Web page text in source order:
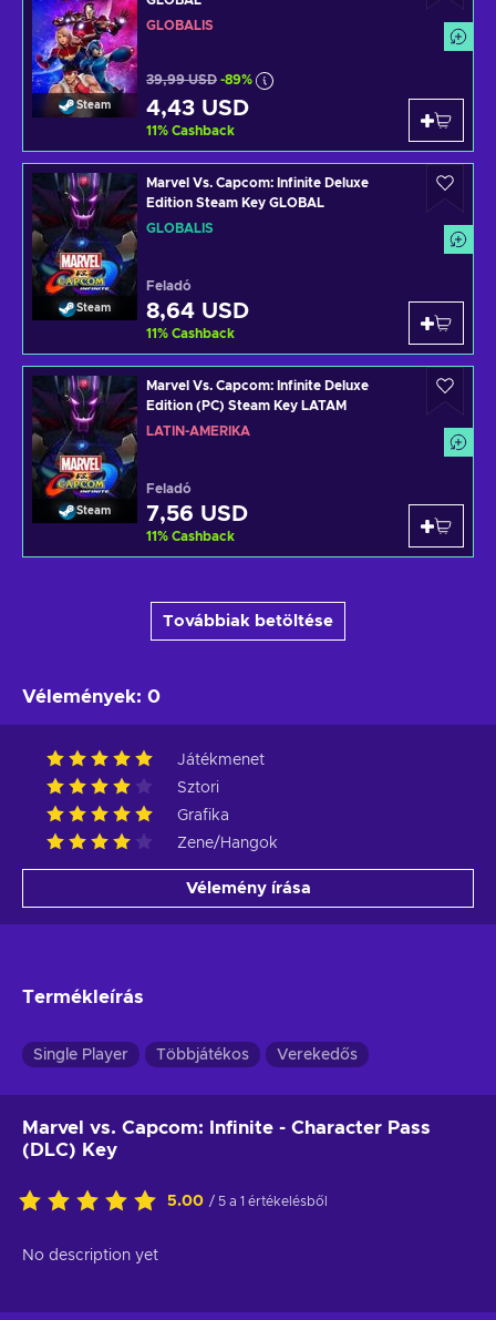
Steam
GLOBÁLIS
39,99 USD -89%
4,43 USD
11% Cashback
Steam
Marvel Vs. Capcom: Infinite Deluxe
Edition Steam Key GLOBAL
GLOBÁLIS
Feladó
8,64 USD
11% Cashback
Steam
Marvel Vs. Capcom: Infinite Deluxe
Edition (PC) Steam Key LATAM
LATIN-AMERIKA
Feladó
7,56 USD
11% Cashback
Továbbiak betöltése
Vélemények: 0
Játékmenet
Sztori
Grafika
Zene/Hangok
Vélemény írása
Termékleírás
Single Player Többjátékos Verekedős
Marvel vs. Capcom: Infinite - Character Pass
(DLC) Key
5.00 / 5 a 1 értékelésből
No description yet